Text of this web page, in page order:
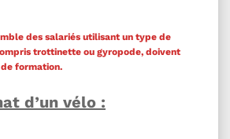
des salariés utilisant un type de
trottinette ou gyropode, doivent
de formation.
d’un vélo :